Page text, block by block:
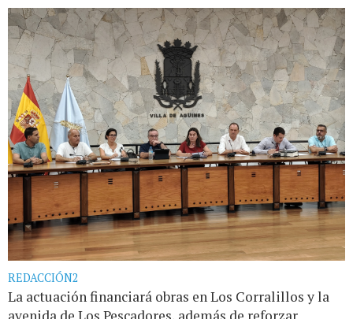
REDACCIÓN2
La actuación financiará obras en Los Corralillos y la